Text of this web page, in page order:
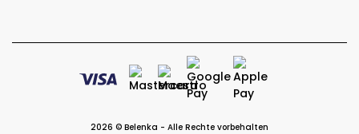
2026 © Belenka - Alle Rechte vorbehalten